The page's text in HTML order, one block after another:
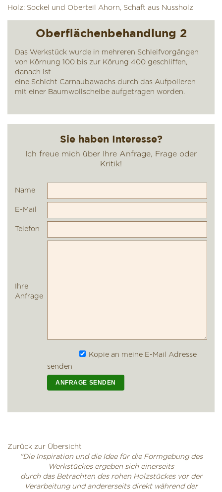
Holz: Sockel und Oberteil Ahorn, Schaft aus Nussholz
Oberflächenbehandlung 2
Das Werkstück wurde in mehreren Schleifvorgängen
von Körnung 100 bis zur Körung 400 geschliffen,
danach ist
eine Schicht Carnaubawachs durch das Aufpolieren
mit einer Baumwollscheibe aufgetragen worden.
Name
E-Mail
Telefon
Ihre
Anfrage
Kopie an meine E-Mail Adresse
senden
Zurück zur Übersicht
"Die Inspiration und die Idee für die Formgebung des
Werkstückes ergeben sich einerseits
durch das Betrachten des rohen Holzstückes vor der
Verarbeitung und andererseits direkt während der